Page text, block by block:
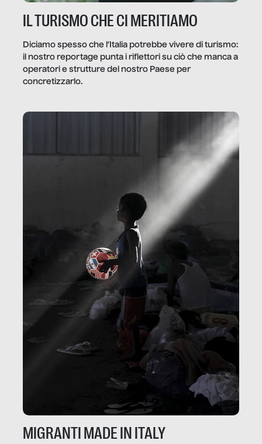
IL TURISMO CHE CI MERITIAMO
Diciamo spesso che l’Italia potrebbe vivere di turismo:
il nostro reportage punta i riflettori su ciò che manca a
operatori e strutture del nostro Paese per
concretizzarlo.
MIGRANTI MADE IN ITALY